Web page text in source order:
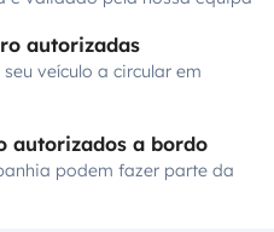
autorizadas
veículo a circular em
autorizados a bordo
podem fazer parte da